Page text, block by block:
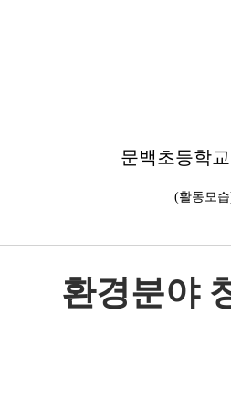
문백초등학
(활동모
환경분야